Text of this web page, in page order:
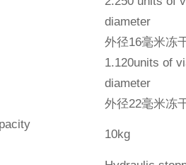
diameter
外径16毫米冻
1.120unitsof
diameter
外径22毫米冻
10kg